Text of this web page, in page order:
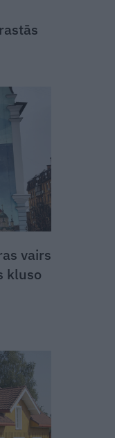
vairs
kluso